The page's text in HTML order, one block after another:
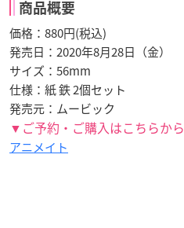
商品概要
価格：880円(税込)
発売日：2020年8月28日（金）
サイズ：56mm
仕様：紙 鉄 2個セット
発売元：ムービック
▼ご予約・ご購入はこちらから
アニメイト